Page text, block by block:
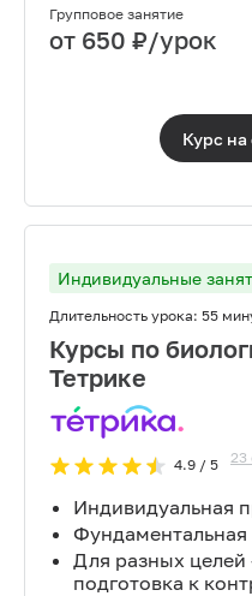
Групповое занятие
от 650 ₽/урок
Курс на
Индивидуальные
Длительность урока: 55
Курсы по
Тетрике
4.9/ 5 23
Индивидуальная
Фундаментальная
Для разных целей
подготовка к